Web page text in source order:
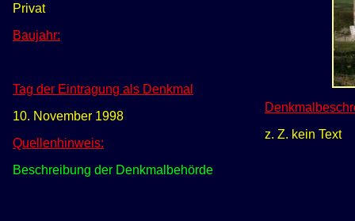
Privat
Baujahr:
Tag der Eintragung als Denkmal
10. November 1998
Quellenhinweis:
Beschreibung der Denkmalbehörde
z. Z. kein Text